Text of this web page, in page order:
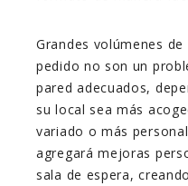
Grandes volúmenes
pedido no son un
pared adecuados,
su local sea más
variado o más
agregará mejoras
sala de espera,